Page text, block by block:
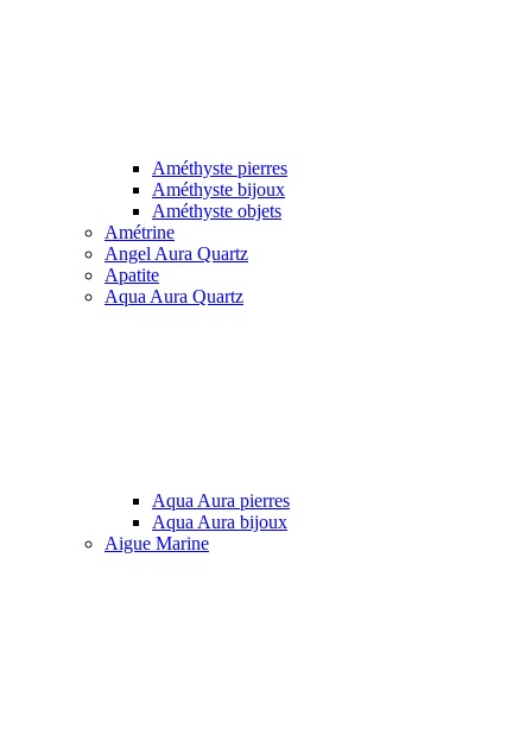
Améthyste pierres
Améthyste bijoux
Améthyste objets
Amétrine
Angel Aura Quartz
Apatite
Aqua Aura Quartz
Aqua Aura pierres
Aqua Aura bijoux
Aigue Marine